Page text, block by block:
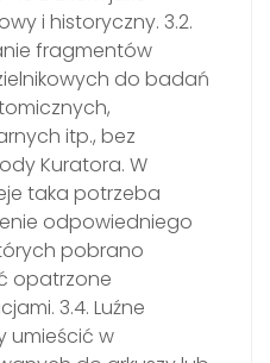
i historyczny. 3.2.
fragmentów
do badań
itp., bez
Kuratora. W
taka potrzeba
odpowiedniego
pobrano
opatrzone
3.4. Luźne
umieścić w